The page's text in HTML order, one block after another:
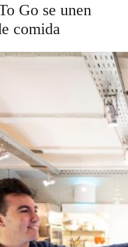
Go se unen
comida